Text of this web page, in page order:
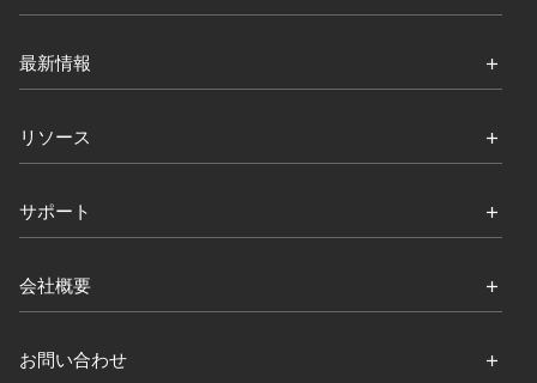
最新情報
リソース
サポート
会社概要
お問い合わせ